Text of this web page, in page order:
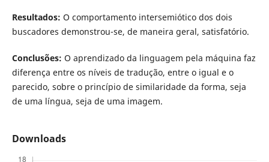
Resultados: O comportamento intersemiótico dos dois
buscadores demonstrou-se, de maneira geral, satisfatório.
Conclusões: O aprendizado da linguagem pela máquina faz
diferença entre os níveis de tradução, entre o igual e o
parecido, sobre o princípio de similaridade da forma, seja
de uma língua, seja de uma imagem.
Downloads